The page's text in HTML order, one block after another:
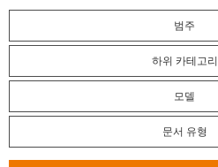
범주
하위 카테고리
모델
문서 유형